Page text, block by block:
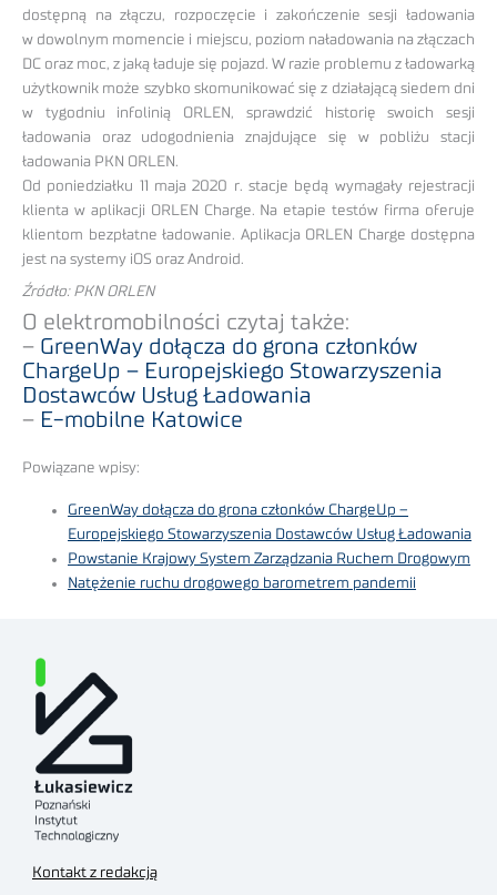
dostępną na złączu, rozpoczęcie i zakończenie sesji ładowania
w dowolnym momencie i miejscu, poziom naładowania na złączach
DC oraz moc, z jaką ładuje się pojazd. W razie problemu z ładowarką
użytkownik może szybko skomunikować się z działającą siedem dni
w tygodniu infolinią ORLEN, sprawdzić historię swoich sesji
ładowania oraz udogodnienia znajdujące się w pobliżu stacji
ładowania PKN ORLEN.
Od poniedziałku 11 maja 2020 r. stacje będą wymagały rejestracji
klienta w aplikacji ORLEN Charge. Na etapie testów firma oferuje
klientom bezpłatne ładowanie. Aplikacja ORLEN Charge dostępna
jest na systemy iOS oraz Android.
Źródło: PKN ORLEN
O elektromobilności czytaj także:
– GreenWay dołącza do grona członków
ChargeUp – Europejskiego Stowarzyszenia
Dostawców Usług Ładowania
– E-mobilne Katowice
Powiązane wpisy:
GreenWay dołącza do grona członków ChargeUp –
Europejskiego Stowarzyszenia Dostawców Usług Ładowania
Powstanie Krajowy System Zarządzania Ruchem Drogowym
Natężenie ruchu drogowego barometrem pandemii
Kontakt z redakcją